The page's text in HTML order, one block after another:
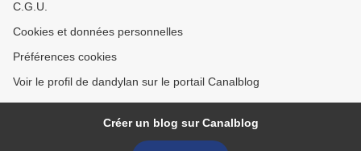
C.G.U.
Cookies et données personnelles
Préférences cookies
Voir le profil de dandylan sur le portail Canalblog
Créer un blog sur Canalblog